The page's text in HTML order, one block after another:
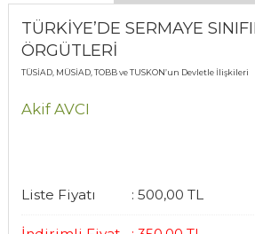
TÜRKİYE’DE SERMAYE
ÖRGÜTLERİ
TÜSİAD, MÜSİAD, TOBB ve TUSKON’un Devletle İlişkileri
Akif AVCI
Liste Fiyatı : 500,00 TL